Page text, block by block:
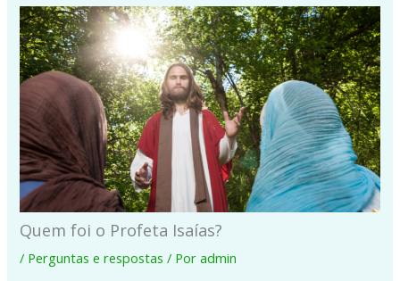
Quem foi o Profeta Isaías?
/ Perguntas e respostas / Poradmin